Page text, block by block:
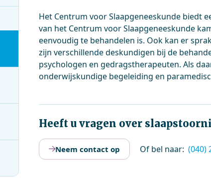
Het Centrum voor Slaapgeneeskunde biedt
van het Centrum voor Slaapgeneeskunde
eenvoudig te behandelen is. Ook kan er
zijn verschillende deskundigen bij de
psychologen en gedragstherapeuten. Als
onderwijskundige begeleiding en
Heeft u vragen over
Neem contact op Of bel naar: (040)